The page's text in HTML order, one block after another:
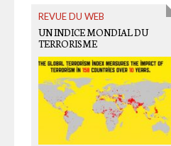
REVUE DU WEB
UN INDICE MONDIAL DU
TERRORISME